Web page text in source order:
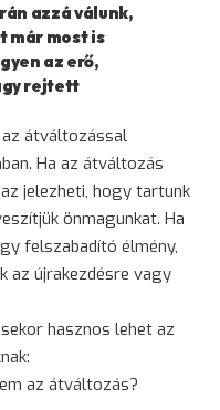
azzá válunk,
már most is
az erő,
rejtett
átváltozással
Ha az átváltozás
jelezheti, hogy tartunk
önmagunkat. Ha
felszabadító élmény,
az újrakezdésre vagy
hasznos lehet az
az átváltozás?